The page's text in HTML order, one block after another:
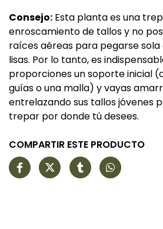
Consejo: Esta planta es una
enroscamiento de tallos y no
raíces aéreas para pegarse sola
lisas. Por lo tanto, es
proporciones un soporte inicial
guías o una malla) y vayas
entrelazando sus tallos jóvenes
trepar por donde tú desees.
COMPARTIR ESTE PRODUCTO